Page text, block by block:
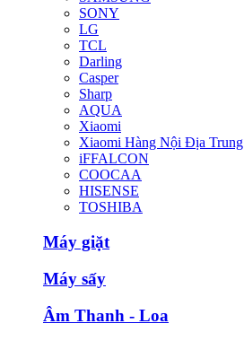
SONY
LG
TCL
Darling
Casper
Sharp
AQUA
Xiaomi
Xiaomi Hàng Nội Địa Trung
iFFALCON
COOCAA
HISENSE
TOSHIBA
Máy giặt
Máy sấy
Âm Thanh - Loa